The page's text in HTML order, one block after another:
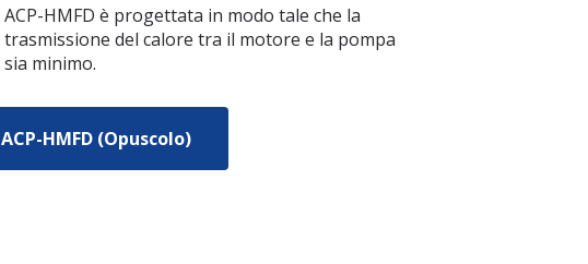
ACP-HMFD è progettata in modo tale che la
trasmissione del calore tra il motore e la pompa
sia minimo.
ACP-HMFD (Opuscolo)